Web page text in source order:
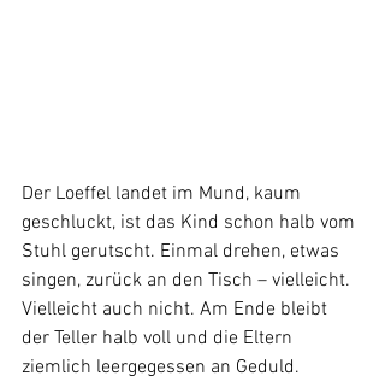
Der Loeffel landet im Mund, kaum
geschluckt, ist das Kind schon halb vom
Stuhl gerutscht. Einmal drehen, etwas
singen, zurück an den Tisch – vielleicht.
Vielleicht auch nicht. Am Ende bleibt
der Teller halb voll und die Eltern
ziemlich leergegessen an Geduld.